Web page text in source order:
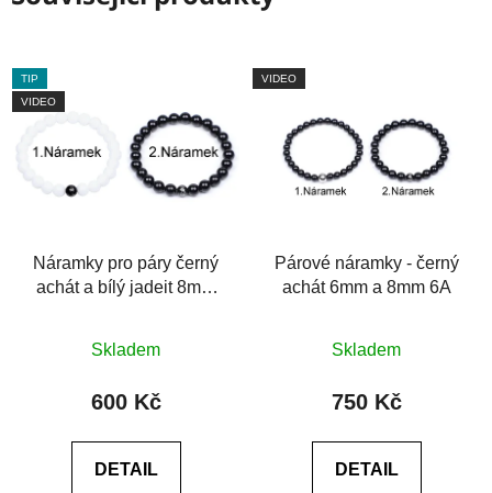
TIP
VIDEO
Náramky pro páry černý
achát a bílý jadeit 8mm
Skladem
600 Kč
DETAIL
VIDEO
Párové náramky - černý
achát 6mm a 8mm 6A
Skladem
750 Kč
DETAIL